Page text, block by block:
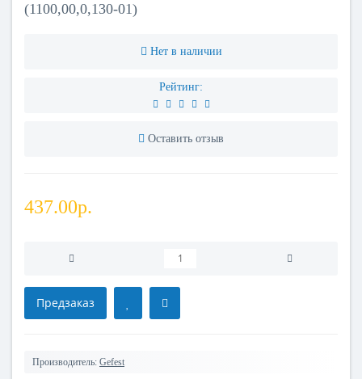
(1100,00,0,130-01)
Нет в наличии
Рейтинг:
Оставить отзыв
437.00р.
Предзаказ
Производитель: Gefest